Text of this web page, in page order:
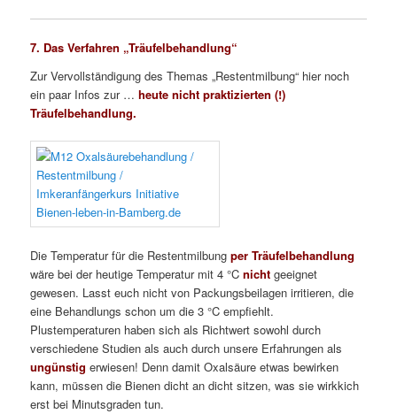
7. Das Verfahren „Träufelbehandlung“
Zur Vervollständigung des Themas „Restentmilbung“ hier noch
ein paar Infos zur … heute nicht praktizierten (!)
Träufelbehandlung.
Die Temperatur für die Restentmilbungper Träufelbehandlung
wäre bei der heutige Temperatur mit 4 °Cnicht geeignet
gewesen. Lasst euch nicht von Packungsbeilagen irritieren, die
eine Behandlungs schon um die 3 °C empfiehlt.
Plustemperaturen haben sich als Richtwert sowohl durch
verschiedene Studien als auch durch unsere Erfahrungen als
ungünstig erwiesen! Denn damit Oxalsäure etwas bewirken
kann, müssen die Bienen dicht an dicht sitzen, was sie wirkkich
erst bei Minutsgraden tun.